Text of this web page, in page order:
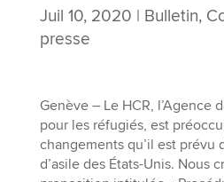
Juil 10, 2020 | Bulletin,
presse
Genève – Le HCR, l’Agence
pour les réfugiés, est
changements qu’il est prévu
d’asile des États-Unis. Nous